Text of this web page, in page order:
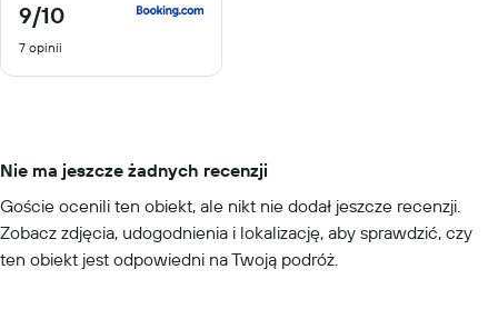
9/10
9
10
7 opinii
Nie ma jeszcze żadnych recenzji
Goście ocenili ten obiekt, ale nikt nie dodał jeszcze recenzji.
Zobacz zdjęcia, udogodnienia i lokalizację, aby sprawdzić, czy
ten obiekt jest odpowiedni na Twoją podróż.